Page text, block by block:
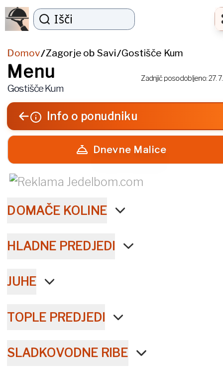
Išči
Domov/Zagorje ob Savi/Gostišče Kum
Menu
Gostišče Kum
Zadnjič posodobljeno:27.
Info o ponudniku
Dnevne Malice
DOMAČE KOLINE
HLADNE PREDJEDI
JUHE
TOPLE PREDJEDI
SLADKOVODNE RIBE